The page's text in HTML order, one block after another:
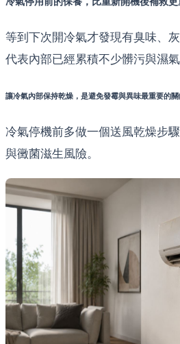
等到下次開冷氣才發現有臭味、
代表內部已經累積不少髒污與濕氣
讓冷氣內部保持乾燥，是避免發霉與異味最重要的
冷氣停機前多做一個送風乾燥步
與黴菌滋生風險。